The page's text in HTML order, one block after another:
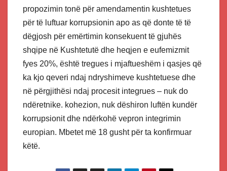
propozimin tonë për amendamentin kushtetues
për të luftuar korrupsionin apo as që donte të të
dëgjosh për emërtimin konsekuent të gjuhës
shqipe në Kushtetutë dhe heqjen e eufemizmit
fyes 20%, është tregues i mjaftueshëm i qasjes që
ka kjo qeveri ndaj ndryshimeve kushtetuese dhe
në përgjithësi ndaj procesit integrues – nuk do
ndëretnike. kohezion, nuk dëshiron luftën kundër
korrupsionit dhe ndërkohë vepron integrimin
europian. Mbetet më 18 gusht për ta konfirmuar
këtë.